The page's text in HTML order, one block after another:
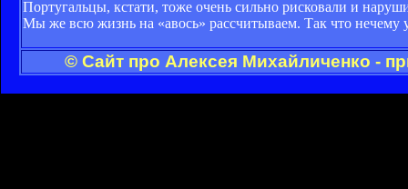
Португальцы, кстати, тоже очень сильно рисковали и
Мы же всю жизнь на «авось» рассчитываем. Так что нечему
© Сайт про Алексея Михайличенко -